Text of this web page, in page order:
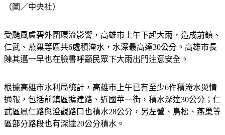
（圖／中央社）
受颱風盧碧外圍環流影響，高雄市上午下起大雨，造成前鎮、
仁武、燕巢等區共6處積淹水，水深最高達30公分。高雄市長
陳其邁一早也在臉書呼籲民眾下大雨出門注意安全。
根據高雄市水利局統計，高雄市上午已有至少6件積淹水災情
通報，包括前鎮區擴建路、近國華一街，積水深達30公分；仁
武區鳳仁路與澄觀路口也積水28公分，另左營、鳥松、燕巢等
區部分路段也有深達20公分積水。